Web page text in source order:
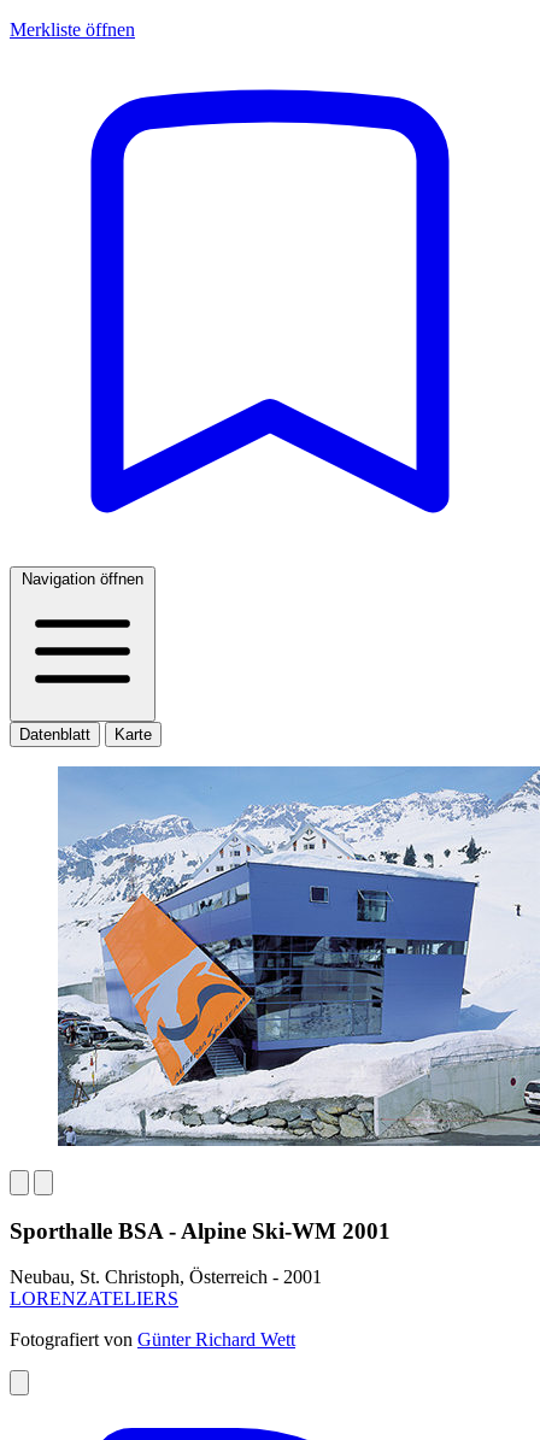
Merkliste öffnen
Navigation öffnen
Datenblatt Karte
Sporthalle BSA - Alpine Ski-WM 2001
Neubau, St. Christoph, Österreich - 2001
LORENZATELIERS
Fotografiert von Günter Richard Wett